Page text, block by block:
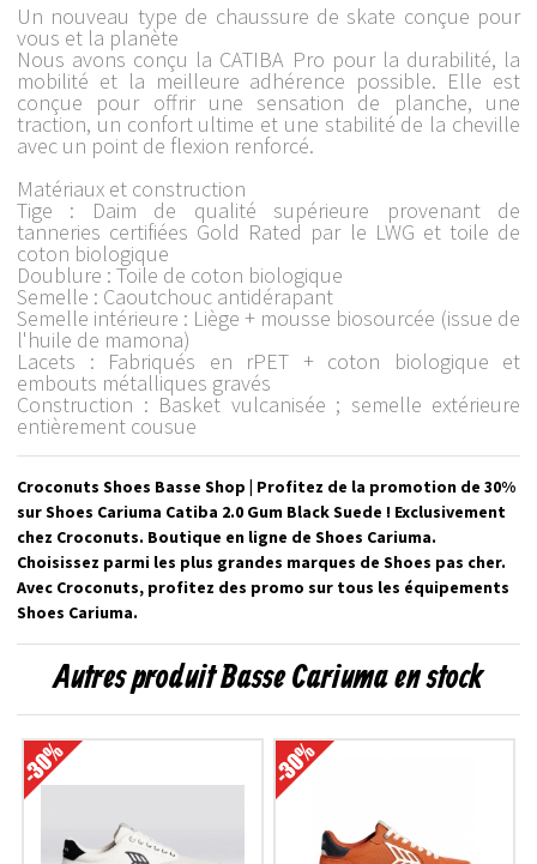
Un nouveau type de chaussure de skate conçue pour
vous et la planète
Nous avons conçu la CATIBA Pro pour la durabilité, la
mobilité et la meilleure adhérence possible. Elle est
conçue pour offrir une sensation de planche, une
traction, un confort ultime et une stabilité de la cheville
avec un point de flexion renforcé.
Matériaux et construction
Tige : Daim de qualité supérieure provenant de
tanneries certifiées Gold Rated par le LWG et toile de
coton biologique
Doublure : Toile de coton biologique
Semelle : Caoutchouc antidérapant
Semelle intérieure : Liège + mousse biosourcée (issue de
l'huile de mamona)
Lacets : Fabriqués en rPET + coton biologique et
embouts métalliques gravés
Construction : Basket vulcanisée ; semelle extérieure
entièrement cousue
Croconuts Shoes Basse Shop | Profitez de la promotion de 30%
sur Shoes Cariuma Catiba 2.0 Gum Black Suede ! Exclusivement
chez Croconuts. Boutique en ligne de Shoes Cariuma.
Choisissez parmi les plus grandes marques de Shoes pas cher.
Avec Croconuts, profitez des promo sur tous les équipements
Shoes Cariuma.
Autres produit Basse Cariuma en stock